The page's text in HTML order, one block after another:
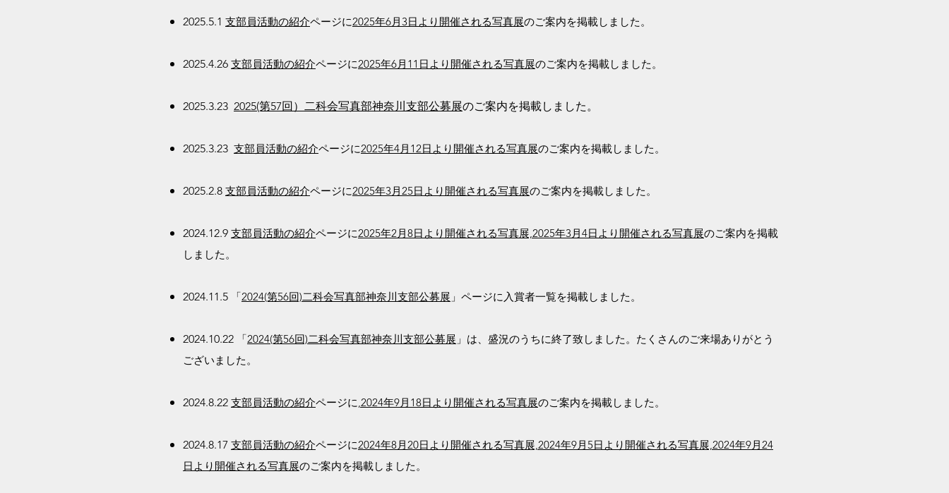
2025.5.1 支部員活動の紹介ページに2025年6月3日より開催される写真展のご案内を掲載しました。
2025.4.26 支部員活動の紹介ページに2025年6月11日より開催される写真展のご案内を掲載しました。
2025.3.23 2025(第57回）二科会写真部神奈川支部公募展のご案内を掲載しました。
2025.3.23 支部員活動の紹介ページに2025年4月12日より開催される写真展のご案内を掲載しました。
2025.2.8 支部員活動の紹介ページに2025年3月25日より開催される写真展のご案内を掲載しました。
2024.12.9 支部員活動の紹介ページに2025年2月8日より開催される写真展,2025年3月4日より 開催される写真展のご案内を掲載
しました。
2024.11.5 「2024(第56回)二科会写真部神奈川支部公募展 」ページに入賞者一覧を掲載しました。
2024.10.22 「2024(第56回)二科会写真部神奈川支部公募展 」は、盛況のうちに終了致しました。たくさんのご来場ありがとう
ございました。
2024.8.22 支部員活動の紹介ページに,2024年9月18日より開催される写真展のご案内を掲載しました。
2024.8.17 支部員活動の紹介ページに2024年8月20日より開催される写真展,2024年9月5日より開催される写真展,2024年9月24
日より開催される写真展のご案内を掲載しました。